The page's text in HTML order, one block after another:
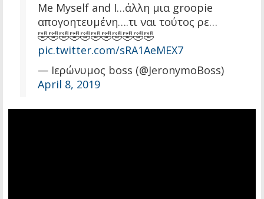
Μe Myself and I…άλλη μια groopie
απογοητευμένη….τι ναι τούτος ρε…
🤣🤣🤣🤣🤣🤣🤣🤣🤣🤣🤣
pic.twitter.com/sRA1AeMEX7
— Ιερώνυμος boss (@JeronymoBoss)
April 8, 2019